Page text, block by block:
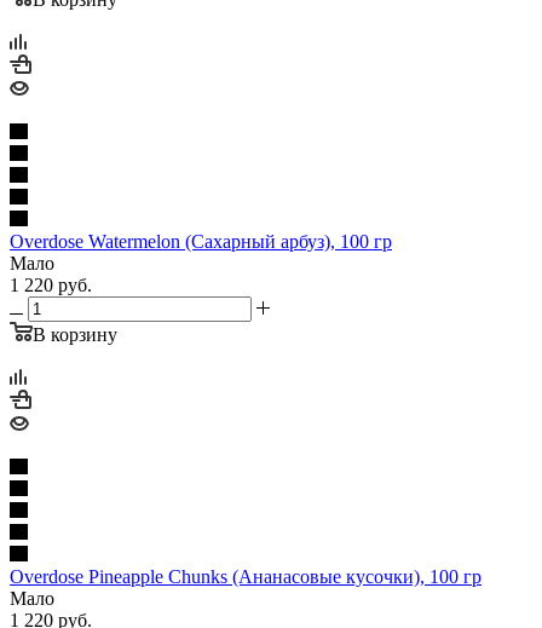
Overdose Watermelon (Сахарный арбуз), 100 гр
Мало
1 220 руб.
В корзину
Overdose Pineapple Chunks (Ананасовые кусочки), 100 гр
Мало
1 220 руб.